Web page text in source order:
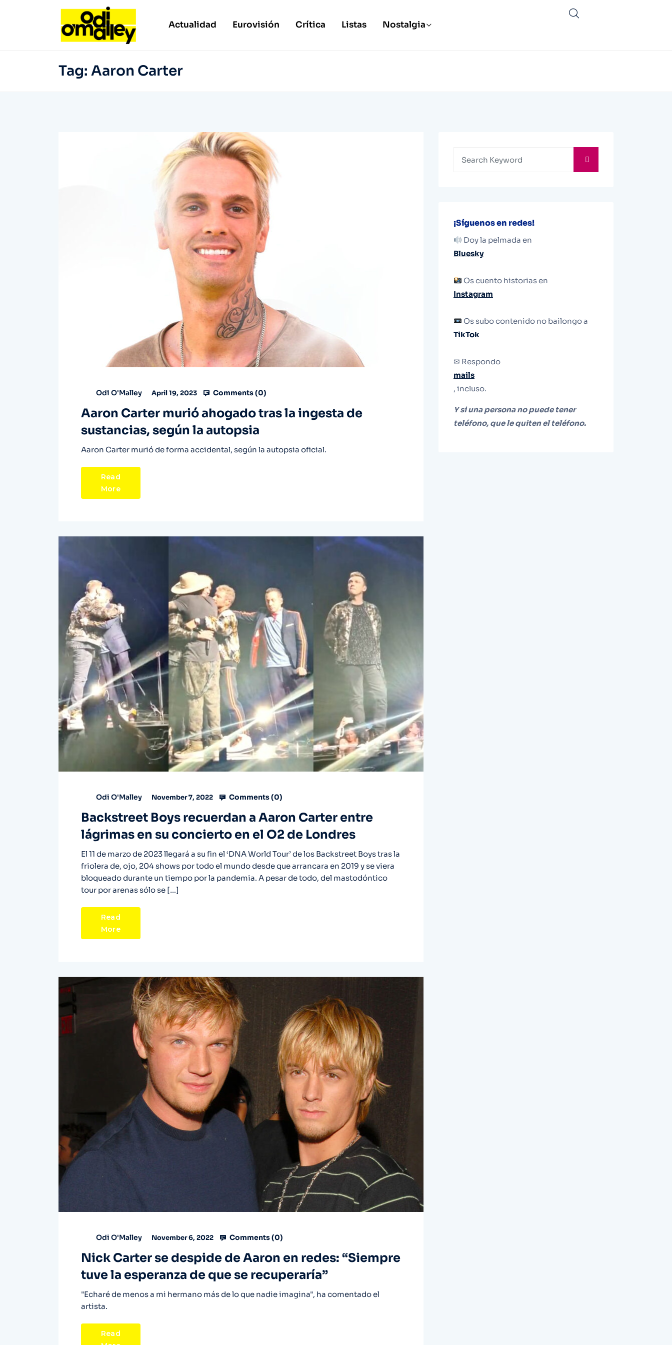
Actualidad Eurovisión Crítica Listas Nostalgia
Tag: Aaron Carter
Odi O'Malley April 19, 2023 Comments (0)
Aaron Carter murió ahogado tras la ingesta de
sustancias, según la autopsia
Aaron Carter murió de forma accidental, según la autopsia oficial.
Read
More
Odi O'Malley November 7, 2022 Comments (0)
Backstreet Boys recuerdan a Aaron Carter entre
lágrimas en su concierto en el O2 de Londres
El 11 de marzo de 2023 llegará a su fin el ‘DNA World Tour’ de los Backstreet Boys tras la
friolera de, ojo, 204 shows por todo el mundo desde que arrancara en 2019 y se viera
bloqueado durante un tiempo por la pandemia. A pesar de todo, del mastodóntico
tour por arenas sólo se […]
Read
More
Odi O'Malley November 6, 2022 Comments (0)
Nick Carter se despide de Aaron en redes: “Siempre
tuve la esperanza de que se recuperaría”
"Echaré de menos a mi hermano más de lo que nadie imagina", ha comentado el
artista.
Read
¡Síguenos en redes!
Doy la pelmada en
Bluesky
Os cuento historias en
Instagram
Os subo contenido no bailongo a
TikTok
✉ Respondo
mails
, incluso.
Y si una persona no puede tener
teléfono, que le quiten el teléfono.